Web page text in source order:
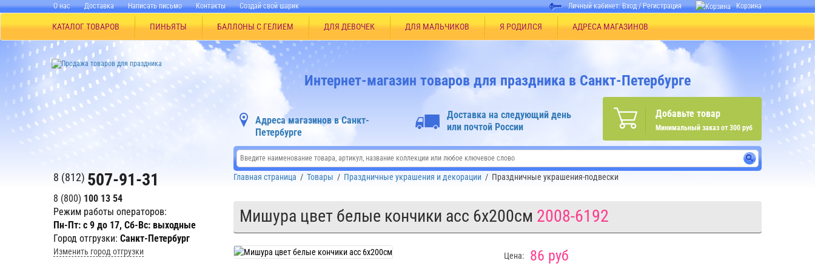
О нас Доставка Написать письмо Контакты Создай свой шарик Личный кабинет:Вход/Регистрация Корзина
КАТАЛОГ ТОВАРОВ ПИНЬЯТЫ БАЛЛОНЫ С ГЕЛИЕМ ДЛЯ ДЕВОЧЕК ДЛЯ МАЛЬЧИКОВ Я РОДИЛСЯ АДРЕСА МАГАЗИНОВ
8 (812) 507-91-31
8 (800) 100 13 54
Режим работы операторов:
Пн-Пт: с 9 до 17, Сб-Вс: выходные
Город отгрузки: Санкт-Петербург
Изменить город отгрузки
Интернет-магазин товаров для праздника в Санкт-Петербурге
Добавьте товар
Минимальный заказ от 300 руб
Адреса магазинов в Санкт-
Петербурге
Доставка на следующий день
или почтой России
Главная страница / Товары / Праздничные украшения и декорации / Праздничные украшения-подвески
Мишура цвет белые кончики асс 6х200см 2008-6192
Цена: 86 руб